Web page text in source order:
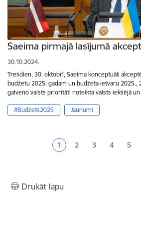
Saeima pirmajā lasījumā
30.10.2024.
Trešdien, 30. oktobrī, Saeima konceptuāli
budžetu 2025. gadam un budžeta ietvaru 2025.,
galveno valsts prioritāti noteikta valsts iekšējā
#Budžets2025 Jaunumi
Pašreizējā lapa
1 Lapa
2 Lapa
3 Lapa
4 Lapa
5
Drukāt lapu